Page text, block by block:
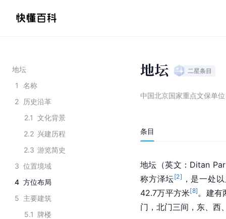
地坛
1
名称
2
历史沿革
2.1 文化背景
2.2 兴建历程
2.3 游览简史
3 位置境域
4 方位布局
5 主要建筑
5.1 牌楼
地坛 二星条目
中国北京国家重点文保单
条目
地坛（英文：Ditan
称方泽坛[2] ，是一处
42.7万平方米[8] 。建有
门，北门三间，东、西